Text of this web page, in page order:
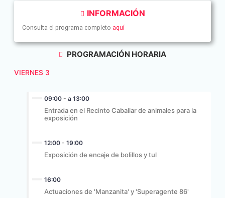
INFORMACIÓN
Consulta el programa completo aquí
PROGRAMACIÓN HORARIA
VIERNES 3
09:00- a 13:00
Entrada en el Recinto Caballar de animales para la
exposición
12:00- 19:00
Exposición de encaje de bolillos y tul
16:00
Actuaciones de 'Manzanita' y 'Superagente 86'